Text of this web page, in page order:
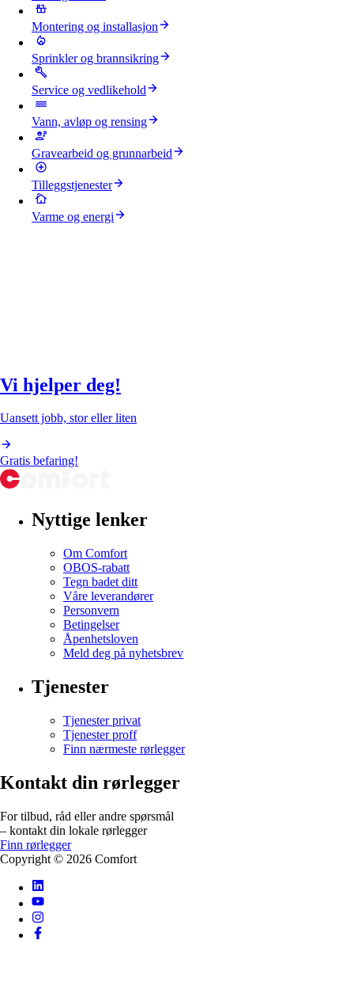
Montering og installasjon
Sprinkler og brannsikring
Service og vedlikehold
Vann, avløp og rensing
Gravearbeid og grunnarbeid
Tilleggstjenester
Varme og energi
Vi hjelper deg!
Uansett jobb, stor eller liten
Gratis befaring!
Nyttige lenker
Om Comfort
OBOS-rabatt
Tegn badet ditt
Våre leverandører
Personvern
Betingelser
Åpenhetsloven
Meld deg på nyhetsbrev
Tjenester
Tjenester privat
Tjenester proff
Finn nærmeste rørlegger
Kontakt din rørlegger
For tilbud, råd eller andre spørsmål
– kontakt din lokale rørlegger
Finn rørlegger
Copyright © 2026 Comfort